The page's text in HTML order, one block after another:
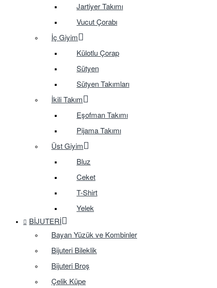
Jartiyer Takımı
Vucut Çorabı
İç Giyim
Külotlu Çorap
Sütyen
Sütyen Takımları
İkili Takım
Eşofman Takımı
Pijama Takımı
Üst Giyim
Bluz
Ceket
T-Shirt
Yelek
BIJUTERI
Bayan Yüzük ve Kombinler
Bijuteri Bileklik
Bijuteri Broş
Çelik Küpe